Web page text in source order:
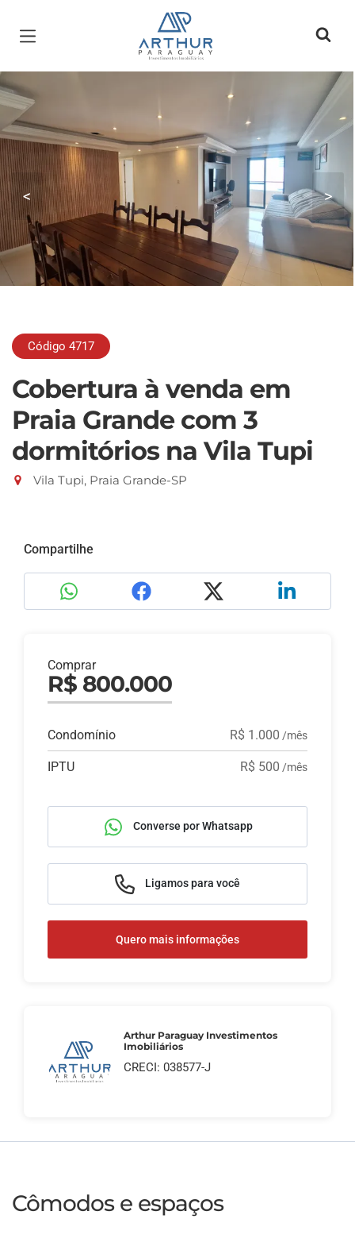
Página inicial
< >
Código 4717
Cobertura à venda em
Praia Grande com 3
dormitórios na Vila Tupi
Vila Tupi, Praia Grande-SP
Compartilhe
Comprar
R$ 800.000
Condomínio R$ 1.000 /mês
IPTU R$ 500 /mês
Converse por Whatsapp
Ligamos para você
Quero mais informações
Arthur Paraguay Investimentos
Imobiliários
CRECI: 038577-J
Cômodos e espaços